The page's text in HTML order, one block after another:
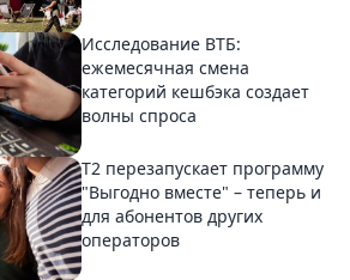
Исследование ВТБ:
ежемесячная смена
категорий кешбэка создает
волны спроса
Т2 перезапускает программу
"Выгодно вместе" – теперь и
для абонентов других
операторов